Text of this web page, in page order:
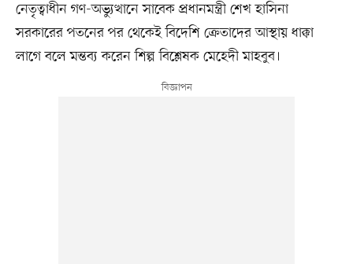
নেতৃত্বাধীন গণ-অভ্যুত্থানে সাবেক প্রধানমন্ত্রী শেখ হাসিনা
সরকারের পতনের পর থেকেই বিদেশি ক্রেতাদের আস্থায় ধাক্কা
লাগে বলে মন্তব্য করেন শিল্প বিশ্লেষক মেহেদী মাহবুব।